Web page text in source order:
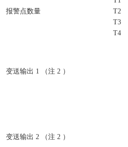
报警点数量
T2
T3
T4
变送输出 1 （注 2 ）
变送输出 2 （注 2 ）